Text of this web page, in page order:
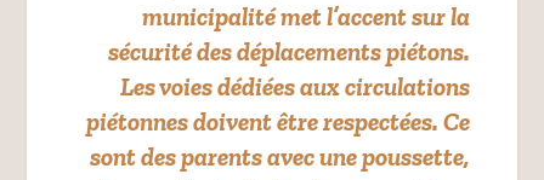
municipalité met l’accent sur la
sécurité des déplacements piétons.
Les voies dédiées aux circulations
piétonnes doivent être respectées. Ce
sont des parents avec une poussette,